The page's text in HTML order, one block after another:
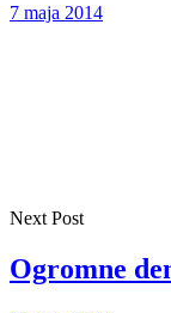
7 maja 2014
Next Post
Ogromne